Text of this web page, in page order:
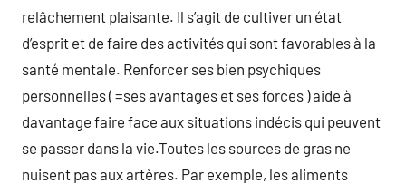
relâchement plaisante. Il s’agit de cultiver un état
d’esprit et de faire des activités qui sont favorables à la
santé mentale. Renforcer ses bien psychiques
personnelles ( =ses avantages et ses forces ) aide à
davantage faire face aux situations indécis qui peuvent
se passer dans la vie.Toutes les sources de gras ne
nuisent pas aux artères. Par exemple, les aliments